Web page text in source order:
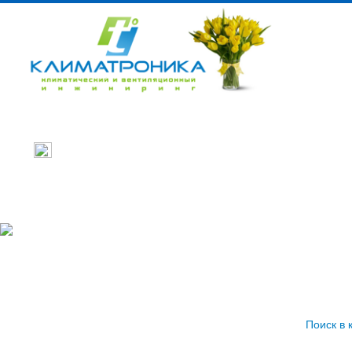
Поиск в